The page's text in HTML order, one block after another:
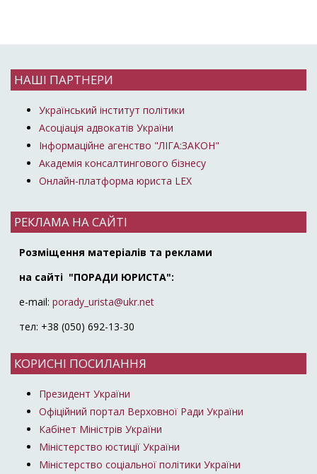
НАШІ ПАРТНЕРИ
Український інститут політики
Асоціація адвокатів України
Інформаційне агенство "ЛІГА:ЗАКОН"
Академія консалтингового бізнесу
Онлайн-платформа юриста LEX
РЕКЛАМА НА САЙТІ
Розміщення матеріалів та реклами
на сайті "ПОРАДИ ЮРИСТА":
e-mail: porady_urista@ukr.net
тел: +38 (050) 692-13-30
КОРИСНІ ПОСИЛАННЯ
Президент України
Офіційний портал Верховної Ради України
Кабінет Міністрів України
Міністерство юстиції України
Міністерство соціальної політики України